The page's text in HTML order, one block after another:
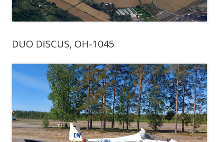
DUO DISCUS, OH-1045